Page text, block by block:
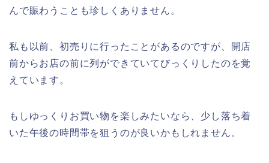
津山さくらまつり2026の花火や屋台
(出店)の時間はいつから?混雑状況も!
んで賑わうことも珍しくありません。
私も以前、初売りに行ったことがあるのですが、開店
前からお店の前に列ができていてびっくりしたのを覚
えています。
もしゆっくりお買い物を楽しみたいなら、少し落ち着
いた午後の時間帯を狙うのが良いかもしれません。